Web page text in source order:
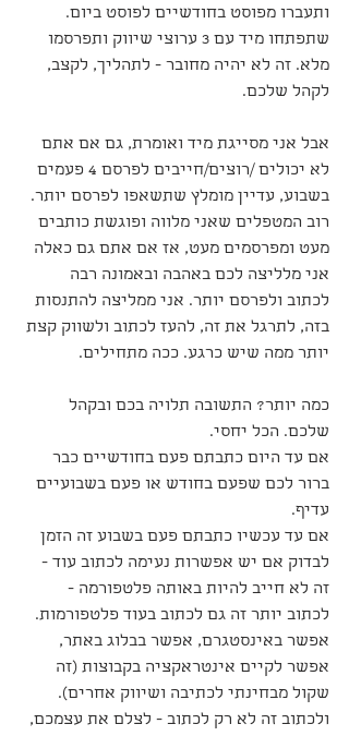
ותעברו מפוסט בחודשיים לפוסט ביום.
שתפתחו מיד עם 3 ערוצי שיווק ותפרסמו
מלא. זה לא יהיה מחובר - לתהליך, לקצב,
לקהל שלכם.
אבל אני מסייגת מיד ואומרת, גם אם אתם
לא יכולים /רוצים/חייבים לפרסם 4 פעמים
בשבוע, עדיין מומלץ שתשאפו לפרסם יותר.
רוב המטפלים שאני מלווה ופוגשת כותבים
מעט ומפרסמים מעט, אז אם אתם גם כאלה
אני מלליצה לכם באהבה ובאמונה רבה
לכתוב ולפרסם יותר. אני ממליצה להתנסות
בזה, לתרגל את זה, להעז לכתוב ולשווק קצת
יותר ממה שיש כרגע. ככה מתחילים.
כמה יותר? התשובה תלויה בכם ובקהל
שלכם. הכל יחסי.
אם עד היום כתבתם פעם בחודשיים כבר
ברור לכם שפעם בחודש או פעם בשבועיים
עדיף.
אם עד עכשיו כתבתם פעם בשבוע זה הזמן
לבדוק אם יש אפשרות נעימה לכתוב עוד -
זה לא חייב להיות באותה פלטפורמה -
לכתוב יותר זה גם לכתוב בעוד פלטפורמות.
אפשר באינסטגרם, אפשר בבלוג באתר,
אפשר לקיים אינטראקציה בקבוצות (זה
שקול מבחינתי לכתיבה ושיווק אחרים).
ולכתוב זה לא רק לכתוב - לצלם את עצמכם,